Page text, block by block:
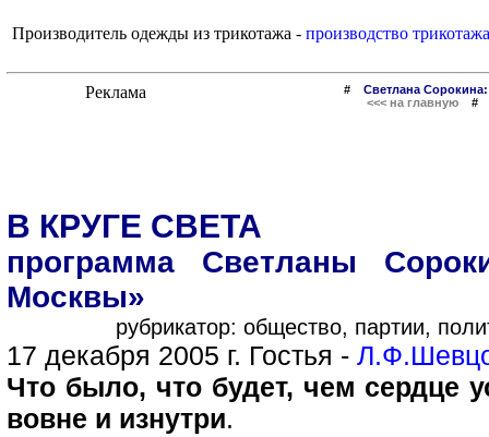
Производитель одежды из трикотажа - производство трикотажа
# Светлана
<<< на главную
В КРУГЕ СВЕТА
программа Светланы
Москвы»
рубрикатор: общество, партии,
17 декабря 2005 г. Гостья -
Что было, что будет, чем сердце
вовне и изнутри.